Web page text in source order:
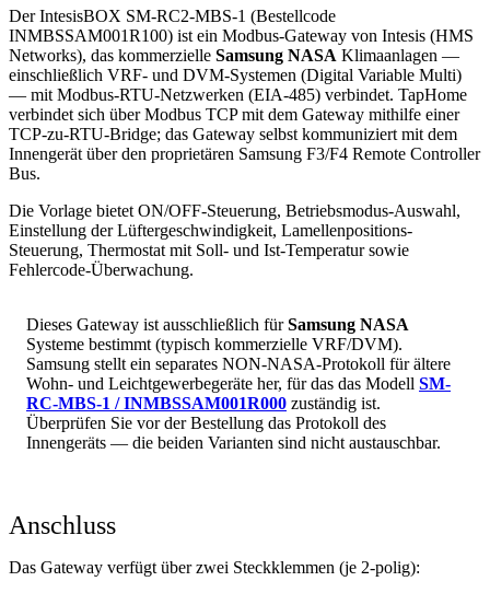
Der IntesisBOX SM-RC2-MBS-1 (Bestellcode
INMBSSAM001R100) ist ein Modbus-Gateway von Intesis (HMS
Networks), das kommerzielle Samsung NASA Klimaanlagen —
einschließlich VRF- und DVM-Systemen (Digital Variable Multi)
— mit Modbus-RTU-Netzwerken (EIA-485) verbindet. TapHome
verbindet sich über Modbus TCP mit dem Gateway mithilfe einer
TCP-zu-RTU-Bridge; das Gateway selbst kommuniziert mit dem
Innengerät über den proprietären Samsung F3/F4 Remote Controller
Bus.
Die Vorlage bietet ON/OFF-Steuerung, Betriebsmodus-Auswahl,
Einstellung der Lüftergeschwindigkeit, Lamellenpositions-
Steuerung, Thermostat mit Soll- und Ist-Temperatur sowie
Fehlercode-Überwachung.
Dieses Gateway ist ausschließlich fürSamsung NASA
Systeme bestimmt (typisch kommerzielle VRF/DVM).
Samsung stellt ein separates NON-NASA-Protokoll für ältere
Wohn- und Leichtgewerbegeräte her, für das das Modell SM-
RC-MBS-1 / INMBSSAM001R000 zuständig ist.
Überprüfen Sie vor der Bestellung das Protokoll des
Innengeräts — die beiden Varianten sind nicht austauschbar.
Anschluss
Das Gateway verfügt über zwei Steckklemmen (je 2-polig):